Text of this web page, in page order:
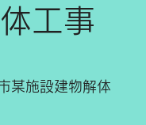
工事
某施設建物解体